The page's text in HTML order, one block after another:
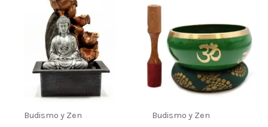
de 3 CuencosTibetanos”
Debesacceder
para publicar una
valoración.
Budismo y Zen Budismo y Zen